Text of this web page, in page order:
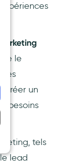
le
créer un
besoins
tels
lead